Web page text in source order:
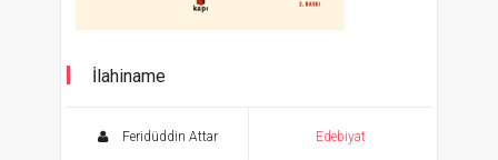
İlahiname
Feridüddin Attar Edebiyat